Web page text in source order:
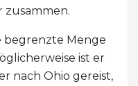
zusammen.
begrenzte Menge
ist er
nach Ohio gereist,